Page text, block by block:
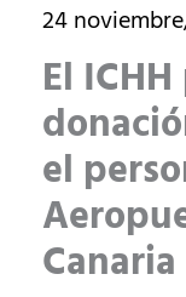
24
El
el
Canaria